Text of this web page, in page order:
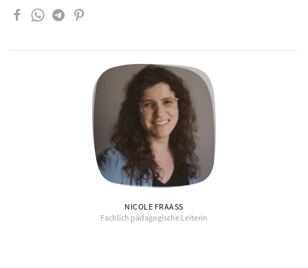
NICOLE FRAASS
Fachlich pädagogische Leiterin